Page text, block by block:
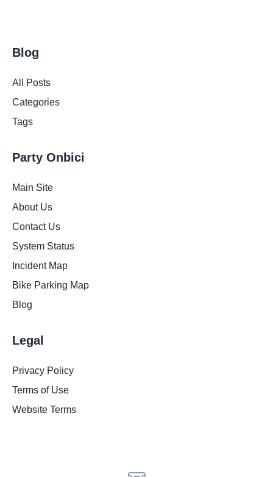
Blog
All Posts
Categories
Tags
Party Onbici
Main Site
About Us
Contact Us
System Status
Incident Map
Bike Parking Map
Blog
Legal
Privacy Policy
Terms of Use
Website Terms